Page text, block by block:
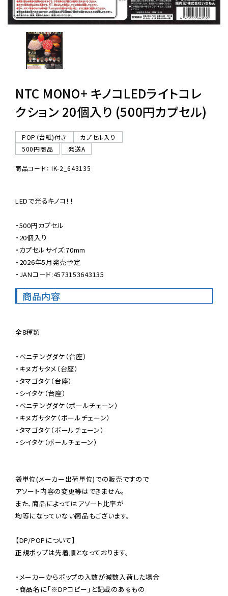
よくあるご質問
06-6282-7659
NTC MONO+ キノコLEDライトコレ
クション 20個入り (500円カプセル)
POP（台紙)付き
カプセル入り
500円商品
発送A
商品コード： IK-2_643135
LEDで光るキノコ！！
・500円カプセル
・20個入り
・カプセルサイズ:70mm
・2026年5月発売予定
・JANコード:4573153643135
商品内容
全8種類
・ベニテングダケ（台座）
・キヌガサタメ（台座）
・タマゴタケ（台座）
・シイタケ（台座）
・ベニテングダケ（ボールチェーン）
・キヌガサタケ（ボールチェーン）
・タマゴタケ（ボールチェーン）
・シイタケ（ボールチェーン）
袋単位(メーカー出荷単位)での販売ですので
アソート内容の変更等はできません。
また、商品によってはアソート比率が
均等になっていない商品もございます。
【DP/POPについて】
正規ポップは先着順となっております。
・メーカーからポップの入数が減数入荷した場合
・商品名に「※DPコピー」と記載のあるもの